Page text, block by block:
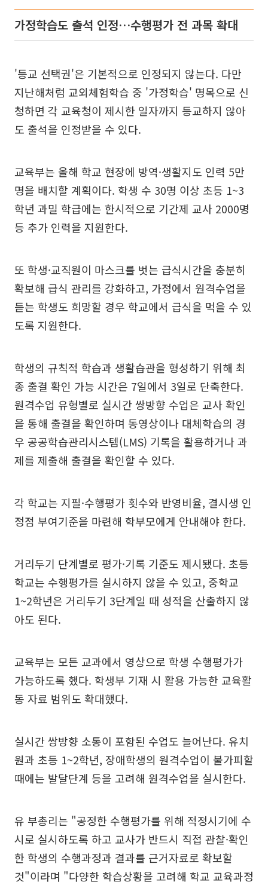
가정학습도 출석 인정…수행평가 전 과목 확대
'등교 선택권'은 기본적으로 인정되지 않는다. 다만
지난해처럼 교외체험학습 중 '가정학습' 명목으로 신
청하면 각 교육청이 제시한 일자까지 등교하지 않아
도 출석을 인정받을 수 있다.
교육부는 올해 학교 현장에 방역·생활지도 인력 5만
명을 배치할 계획이다. 학생 수 30명 이상 초등 1~3
학년 과밀 학급에는 한시적으로 기간제 교사 2000명
등 추가 인력을 지원한다.
또 학생·교직원이 마스크를 벗는 급식시간을 충분히
확보해 급식 관리를 강화하고, 가정에서 원격수업을
듣는 학생도 희망할 경우 학교에서 급식을 먹을 수 있
도록 지원한다.
학생의 규칙적 학습과 생활습관을 형성하기 위해 최
종 출결 확인 가능 시간은 7일에서 3일로 단축한다.
원격수업 유형별로 실시간 쌍방향 수업은 교사 확인
을 통해 출결을 확인하며 동영상이나 대체학습의 경
우 공공학습관리시스템(LMS) 기록을 활용하거나 과
제를 제출해 출결을 확인할 수 있다.
각 학교는 지필·수행평가 횟수와 반영비율, 결시생 인
정점 부여기준을 마련해 학부모에게 안내해야 한다.
거리두기 단계별로 평가·기록 기준도 제시됐다. 초등
학교는 수행평가를 실시하지 않을 수 있고, 중학교
1~2학년은 거리두기 3단계일 때 성적을 산출하지 않
아도 된다.
교육부는 모든 교과에서 영상으로 학생 수행평가가
가능하도록 했다. 학생부 기재 시 활용 가능한 교육활
동 자료 범위도 확대했다.
실시간 쌍방향 소통이 포함된 수업도 늘어난다. 유치
원과 초등 1~2학년, 장애학생의 원격수업이 불가피할
때에는 발달단계 등을 고려해 원격수업을 실시한다.
유 부총리는 "공정한 수행평가를 위해 적정시기에 수
시로 실시하도록 하고 교사가 반드시 직접 관찰·확인
한 학생의 수행과정과 결과를 근거자료로 확보할
것"이라며 "다양한 학습상황을 고려해 학교 교육과정